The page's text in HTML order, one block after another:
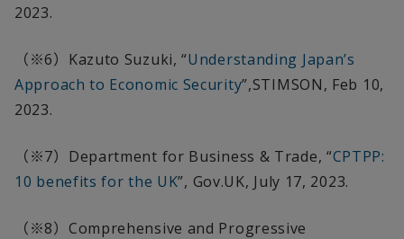
2023.
（※6） Kazuto Suzuki, “Understanding Japan’s
Approach to Economic Security”,STIMSON, Feb 10,
2023.
（※7） Department for Business & Trade, “CPTPP:
10 benefits for the UK”, Gov.UK, July 17, 2023.
（※8） Comprehensive and Progressive